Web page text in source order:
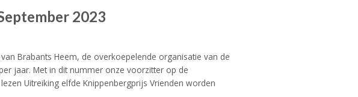
2023
Brabants Heem, de overkoepelende organisatie van de
jaar. Met in dit nummer onze voorzitter op de
Uitreiking elfde Knippenbergprijs Vrienden worden